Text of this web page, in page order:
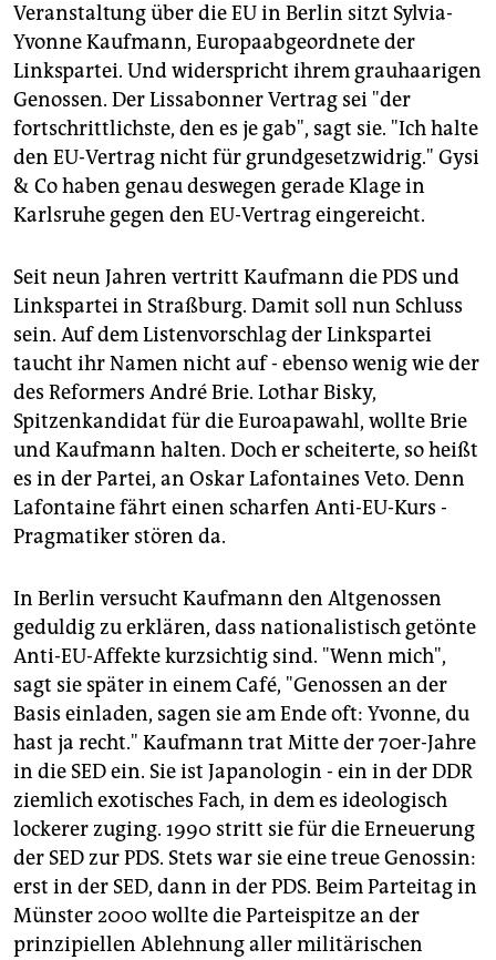
Veranstaltung über die EU in Berlin sitzt Sylvia-
Yvonne Kaufmann, Europaabgeordnete der
Linkspartei. Und widerspricht ihrem grauhaarigen
Genossen. Der Lissabonner Vertrag sei "der
fortschrittlichste, den es je gab", sagt sie. "Ich halte
den EU-Vertrag nicht für grundgesetzwidrig." Gysi
& Co haben genau deswegen gerade Klage in
Karlsruhe gegen den EU-Vertrag eingereicht.
Seit neun Jahren vertritt Kaufmann die PDS und
Linkspartei in Straßburg. Damit soll nun Schluss
sein. Auf dem Listenvorschlag der Linkspartei
taucht ihr Namen nicht auf - ebenso wenig wie der
des Reformers André Brie. Lothar Bisky,
Spitzenkandidat für die Euroapawahl, wollte Brie
und Kaufmann halten. Doch er scheiterte, so heißt
es in der Partei, an Oskar Lafontaines Veto. Denn
Lafontaine fährt einen scharfen Anti-EU-Kurs -
Pragmatiker stören da.
In Berlin versucht Kaufmann den Altgenossen
geduldig zu erklären, dass nationalistisch getönte
Anti-EU-Affekte kurzsichtig sind. "Wenn mich",
sagt sie später in einem Café, "Genossen an der
Basis einladen, sagen sie am Ende oft: Yvonne, du
hast ja recht." Kaufmann trat Mitte der 70er-Jahre
in die SED ein. Sie ist Japanologin - ein in der DDR
ziemlich exotisches Fach, in dem es ideologisch
lockerer zuging. 1990 stritt sie für die Erneuerung
der SED zur PDS. Stets war sie eine treue Genossin:
erst in der SED, dann in der PDS. Beim Parteitag in
Münster 2000 wollte die Parteispitze an der
prinzipiellen Ablehnung aller militärischen